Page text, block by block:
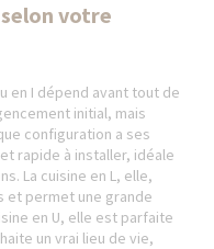
votre
en I dépend avant tout de
initial, mais
configuration a ses
rapide à installer, idéale
La cuisine en L, elle,
et permet une grande
en U, elle est parfaite
un vrai lieu de vie,